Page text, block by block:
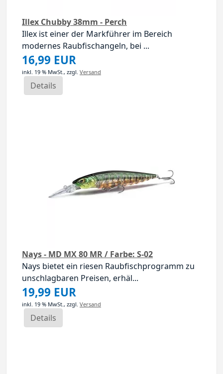
Illex Chubby 38mm - Perch
Illex ist einer der Markführer im Bereich
modernes Raubfischangeln, bei ...
16,99 EUR
inkl. 19 % MwSt., zzgl. Versand
Details
Nays - MD MX 80 MR / Farbe: S-02
Nays bietet ein riesen Raubfischprogramm zu
unschlagbaren Preisen, erhäl...
19,99 EUR
inkl. 19 % MwSt., zzgl. Versand
Details